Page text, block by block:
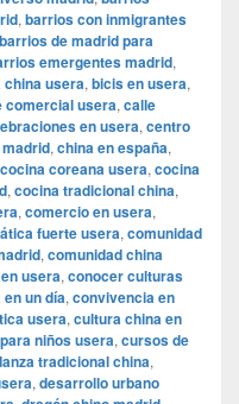
, barrios con inmigrantes
barrios de madrid para
emergentes madrid,
china usera, bicis en usera,
comercial usera, calle
en usera, centro
, china en españa,
cocina coreana usera, cocina
, cocina tradicional china,
, comercio en usera,
fuerte usera, comunidad
, comunidad china
usera, conocer culturas
un día, convivencia en
usera, cultura china en
niños usera, cursos de
tradicional china,
, desarrollo urbano